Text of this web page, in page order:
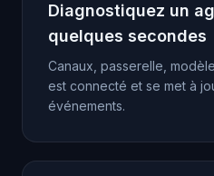
Diagnostiquez un
quelques secondes
Canaux, passerelle,
est connecté et se met à
événements.